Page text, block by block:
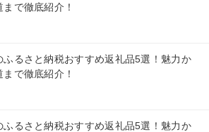
まで徹底紹介！
ふるさと納税おすすめ返礼品5選！魅力か
まで徹底紹介！
ふるさと納税おすすめ返礼品5選！魅力か